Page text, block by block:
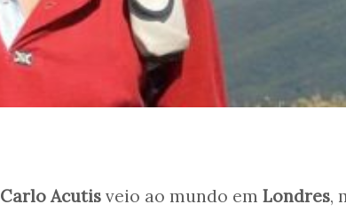
Carlo Acutis veio ao mundo em Londres,